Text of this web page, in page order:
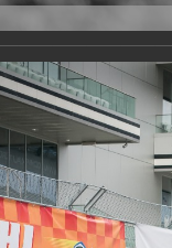
Версия для
Новости